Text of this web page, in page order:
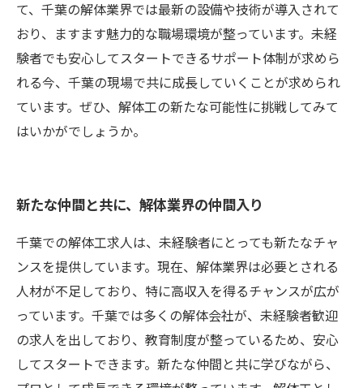
て、千葉の解体業界では最新の設備や技術が導入されて
おり、ますます魅力的な職場環境が整っています。未経
験者でも安心してスタートできるサポート体制が求めら
れる今、千葉の現場で共に成長していくことが求められ
ています。ぜひ、解体工の新たな可能性に挑戦してみて
はいかがでしょうか。
新たな仲間と共に、解体業界の仲間入り
千葉での解体工求人は、未経験者にとっても新たなチャ
ンスを提供しています。現在、解体業界は必要とされる
人材が不足しており、特に高収入を得るチャンスが広が
っています。千葉では多くの解体会社が、未経験者歓迎
の求人を出しており、教育制度が整っているため、安心
してスタートできます。新たな仲間と共に学びながら、